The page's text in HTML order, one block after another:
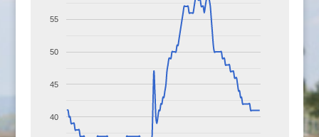
40
45
50
55